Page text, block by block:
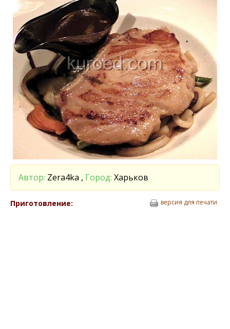
Автор: Zera4ka , Город: Харьков
Приготовление: версия для печати